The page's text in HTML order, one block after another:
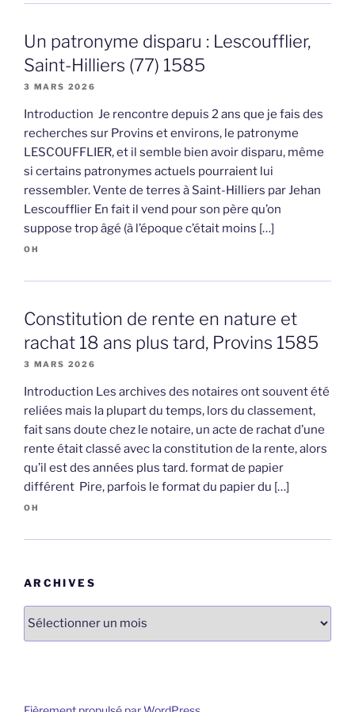
Un patronyme disparu : Lescoufflier,
Saint-Hilliers (77) 1585
3 MARS 2026
Introduction Je rencontre depuis 2 ans que je fais des
recherches sur Provins et environs, le patronyme
LESCOUFFLIER, et il semble bien avoir disparu, même
si certains patronymes actuels pourraient lui
ressembler. Vente de terres à Saint-Hilliers par Jehan
Lescoufflier En fait il vend pour son père qu’on
suppose trop âgé (à l’époque c’était moins […]
OH
Constitution de rente en nature et
rachat 18 ans plus tard, Provins 1585
3 MARS 2026
Introduction Les archives des notaires ont souvent été
reliées mais la plupart du temps, lors du classement,
fait sans doute chez le notaire, un acte de rachat d’une
rente était classé avec la constitution de la rente, alors
qu’il est des années plus tard. format de papier
différent Pire, parfois le format du papier du […]
OH
ARCHIVES
Archives